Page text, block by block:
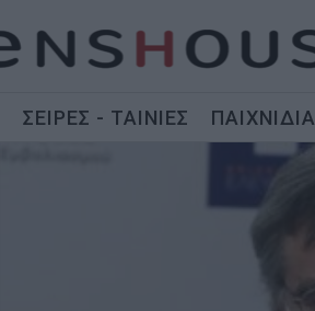
ΣΕΙΡΕΣ - ΤΑΙΝΙΕΣ ΠΑΙΧΝΙΔΙΑ